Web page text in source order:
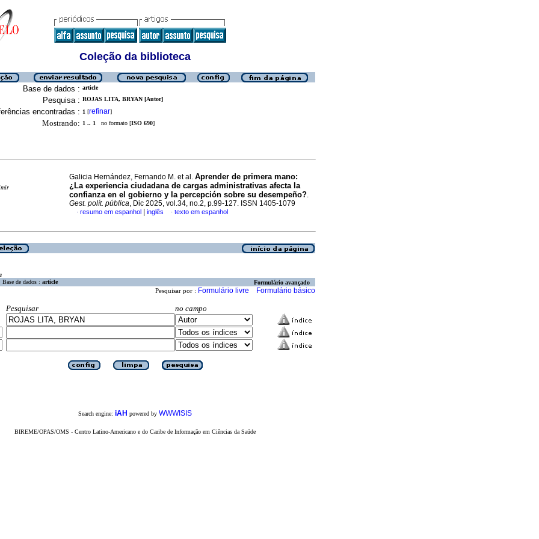
Coleção da biblioteca
Base de dados : article
Pesquisa : ROJAS LITA, BRYAN [Autor]
encontradas : 1 [refinar]
Mostrando: 1 .. 1 no formato [ISO 690]
Galicia Hernández, Fernando M. et al. Aprender de primera mano:
¿La experiencia ciudadana de cargas administrativas afecta la
confianza en el gobierno y la percepción sobre su desempeño?.
Gest. polít. pública, Dic 2025, vol.34, no.2, p.99-127. ISSN 1405-1079
· resumo em espanhol inglês · texto em espanhol
Base de dados : article Formulário avançado
Pesquisar por : Formulário livre Formulário básico
Pesquisar
no campo
Search engine: iAH powered by WWWISIS
BIREME/OPAS/OMS - Centro Latino-Americano e do Caribe de Informação em Ciências da Saúde